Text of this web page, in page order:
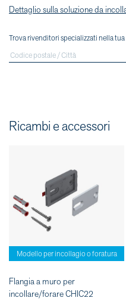
Dettaglio sulla soluzione da
Trova rivenditori specializzati nella tua
Ricambi e accessori
Modello per incollagio o foratura
Flangia a muro per
incollare/forare CHIC22